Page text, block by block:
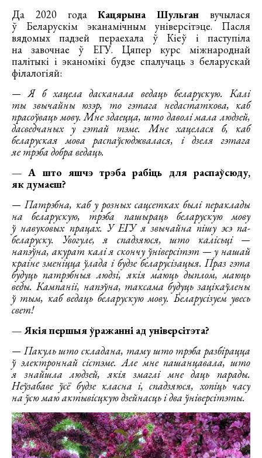
Да 2020 годаКацярына Шульганвучылася
ў Беларускім эканамічным універсітэце. Пасля
вядомых падзей пераехала ў Кіеў і паступіла
на завочнае ў ЕГУ. Цяпер курс міжнароднай
палітыкі і эканомікі будзе спалучаць з беларускай
філалогіяй:
— Я б хацела дасканала ведаць беларускую. Калі
ты звычайны юзэр, то гэтага недастаткова, каб
прасоўваць мову. Мне здаецца, што даволі мала людзей,
дасведчаных у гэтай тэме. Мне хацелася б, каб
беларуская мова распаўсюджвалася, і дзеля гэтага
яе трэба добра ведаць.
— А што яшчэ трэба рабіць для распаўсюду,
як думаеш?
— Патрэбна, каб у розных сацсетках былі пераклады
на беларускую, трэба пашыраць беларускую мову
ў навуковых працах. У ЕГУ я звычайна пішу эсэ па-
беларуску. Увогуле, я спадзяюся, што калісьці —
напэўна, акурат калі я скончу ўніверсітэт — у нашай
краіне зменіцца ўлада і будзе беларусізацыя. Праз гэта
будуць патрэбныя людзі, якія маюць дыплом, маюць
веды. Кампаніі, напэўна, таксама будуць зацікаўлены
ў тым, каб ведаць беларускую мову. Беларусізуем увесь
свет!
— Якія першыя ўражанні ад універсітэта?
— Пакуль што складана, таму што трэба разбірацца
ў электроннай сістэме. Але мне пашанцавала, што
я знайшла людзей, якія змаглі мне даць парады.
Неўзабаве ўсё будзе класна і, спадзяюся, хопіць часу
на ўсю маю актывісцкую дзейнасць і два ўніверсітэты.